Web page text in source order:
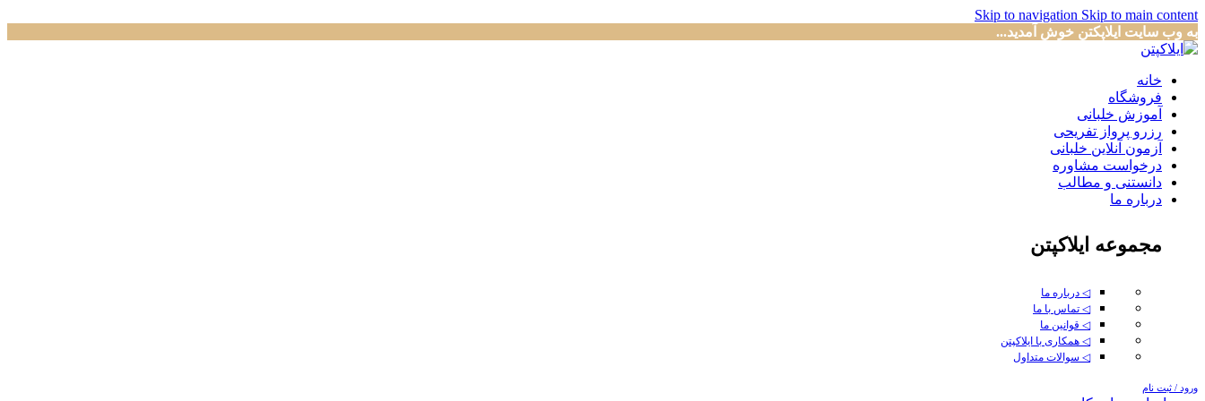
Skip to navigation Skip to main content
به وب سایت ایلاپکتن خوش آمدید...
خانه
فروشگاه
آموزش خلبانی
رزرو پرواز تفریحی
آزمون آنلاین خلبانی
درخواست مشاوره
دانستنی و مطالب
درباره ما
مجموعه ایلاکپتن
◁ درباره ما
◁ تماس با ما
◁ قوانین ما
◁ همکاری با ایلاکپتن
◁ سوالات متداول
ورود / ثبت نام